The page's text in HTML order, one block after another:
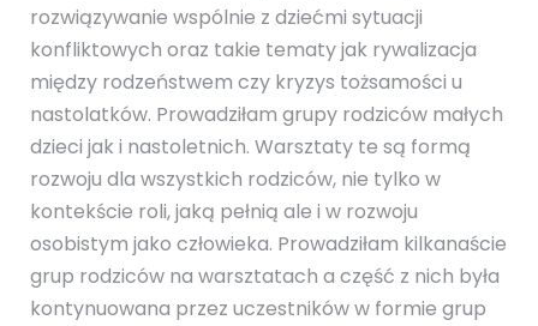
rozwiązywanie wspólnie z dziećmi sytuacji
konfliktowych oraz takie tematy jak rywalizacja
między rodzeństwem czy kryzys tożsamości u
nastolatków. Prowadziłam grupy rodziców małych
dzieci jak i nastoletnich. Warsztaty te są formą
rozwoju dla wszystkich rodziców, nie tylko w
kontekście roli, jaką pełnią ale i w rozwoju
osobistym jako człowieka. Prowadziłam kilkanaście
grup rodziców na warsztatach a część z nich była
kontynuowana przez uczestników w formie grup